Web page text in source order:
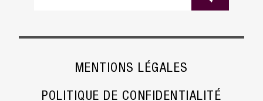
MENTIONS LÉGALES
POLITIQUE DE CONFIDENTIALITÉ